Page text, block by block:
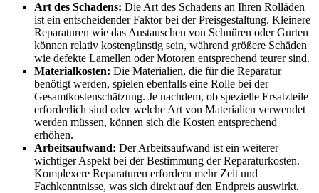
Art des Schadens: Die Art des Schadens an Ihren Rolläden
ist ein entscheidender Faktor bei der Preisgestaltung. Kleinere
Reparaturen wie das Austauschen von Schnüren oder Gurten
können relativ kostengünstig sein, während größere Schäden
wie defekte Lamellen oder Motoren entsprechend teurer sind.
Materialkosten: Die Materialien, die für die Reparatur
benötigt werden, spielen ebenfalls eine Rolle bei der
Gesamtkostenschätzung. Je nachdem, ob spezielle Ersatzteile
erforderlich sind oder welche Art von Materialien verwendet
werden müssen, können sich die Kosten entsprechend
erhöhen.
Arbeitsaufwand: Der Arbeitsaufwand ist ein weiterer
wichtiger Aspekt bei der Bestimmung der Reparaturkosten.
Komplexere Reparaturen erfordern mehr Zeit und
Fachkenntnisse, was sich direkt auf den Endpreis auswirkt.